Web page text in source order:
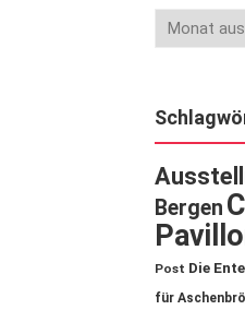
Bergen
Post Die
für